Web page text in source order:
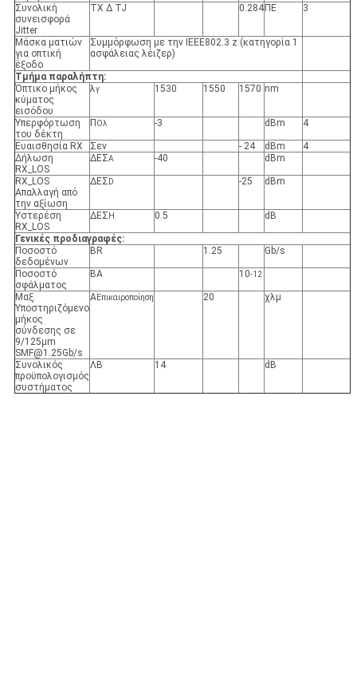
Συνολική
συνεισφορά
Jitter
TX Δ TJ 0.284 ΠΕ 3
Μάσκα ματιών
για οπτική
έξοδο
Συμμόρφωση με την IEEE802.3 z (κατηγορία 1
ασφάλειας λέιζερ)
Τμήμα παραλήπτη:
Όπτικο μήκος
κύματος
εισόδου
λγ 1530 1550 1570 nm
Υπερφόρτωση
του δέκτη
Π Ολ -3 dBm 4
Ευαισθησία RX Σεν - 24 dBm
4
Δήλωση
RX_LOS
ΔΕΣΑ -40 dBm
RX_LOS
Απαλλαγή από
την αξίωση
ΔΕΣ D -25 dBm
Υστερέση
RX_LOS
ΔΕΣ H 0.5 dB
Γενικές προδιαγραφές:
Ποσοστό
δεδομένων
BR 1.25 Gb/s
Ποσοστό
σφάλματος
ΒΑ 10-12
Μαξ.
Υποστηριζόμενο
μήκος
σύνδεσης σε
9/125μm
SMF@1.25Gb/s
ΑΕπικαιροποίηση 20 χλμ
Συνολικός
προϋπολογισμός
συστήματος
ΛΒ 14 dB